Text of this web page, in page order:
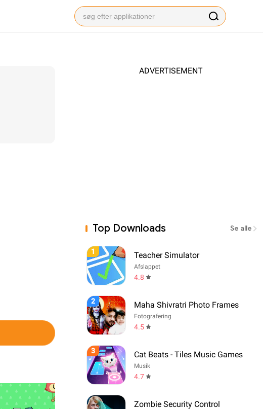
ADVERTISEMENT
Top Downloads Se alle
1 Teacher Simulator
Afslappet
4.8
2 Maha Shivratri Photo Frames
Fotografering
4.5
3 Cat Beats - Tiles Music Games
Musik
4.7
Zombie Security Control